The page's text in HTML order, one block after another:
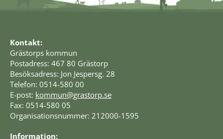
Kontakt:
Grästorps kommun
Postadress: 467 80 Grästorp
Besöksadress: Jon Jespersg. 28
Telefon: 0514-580 00
E-post: kommun@grastorp.se
Fax: 0514-580 05
Organisationsnummer: 212000-1595
Information: